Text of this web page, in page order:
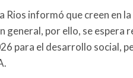
Rios informó que creen en
general, por ello, se espera
para el desarrollo social,